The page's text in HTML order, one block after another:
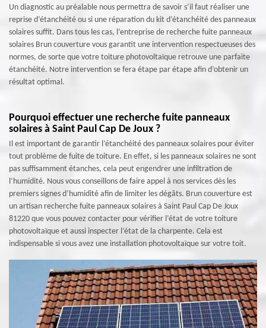
Un diagnostic au préalable nous permettra de savoir s’il faut réaliser une
reprise d’étanchéité ou si une réparation du kit d’étanchéité des panneaux
solaires suffit. Dans tous les cas, l’entreprise de recherche fuite panneaux
solaires Brun couverture vous garantit une intervention respectueuses des
normes, de sorte que votre toiture photovoltaïque retrouve une parfaite
étanchéité. Notre intervention se fera étape par étape afin d’obtenir un
résultat optimal.
Pourquoi effectuer une recherche fuite panneaux
solaires à Saint Paul Cap De Joux ?
Il est important de garantir l’étanchéité des panneaux solaires pour éviter
tout problème de fuite de toiture. En effet, si les panneaux solaires ne sont
pas suffisamment étanches, cela peut engendrer une infiltration de
l’humidité. Nous vous conseillons de faire appel à nos services dès les
premiers signes d’humidité afin de limiter les dégâts. Brun couverture est
un artisan recherche fuite panneaux solaires à Saint Paul Cap De Joux
81220 que vous pouvez contacter pour vérifier l’état de votre toiture
photovoltaïque et aussi inspecter l’état de la charpente. Cela est
indispensable si vous avez une installation photovoltaïque sur votre toit.